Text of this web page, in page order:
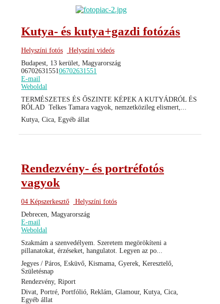
Kutya- és kutya+gazdi fotózás
Helyszíni fotós
Helyszíni videós
Budapest, 13 kerület, Magyarország
0670263155106702631551
E-mail
Weboldal
TERMÉSZETES ÉS ŐSZINTE KÉPEK A KUTYÁDRÓL ÉS
RÓLAD ​ Telkes Tamara vagyok, nemzetközileg elismert,...
Kutya, Cica, Egyéb állat
Rendezvény- és portréfotós
vagyok
04 Képszerkesztő
Helyszíni fotós
Debrecen, Magyarország
E-mail
Weboldal
Szakmám a szenvedélyem. Szeretem megörökíteni a
pillanatokat, érzéseket, hangulatot. Legyen az po...
Jegyes / Páros, Esküvő, Kismama, Gyerek, Keresztelő,
Születésnap
Rendezvény, Riport
Divat, Portré, Portfólió, Reklám, Glamour, Kutya, Cica,
Egyéb állat